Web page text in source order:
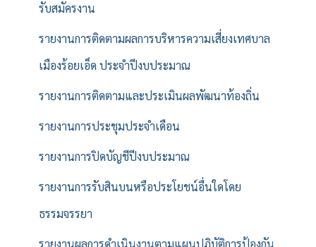
รับสมัครงาน
รายงานการติดตามผลการบริหารความเสี่ยงเทศบาล
เมืองร้อยเอ็ด ประจำปีงบประมาณ
รายงานการติดตามและประเมินผลพัฒนาท้องถิ่น
รายงานการประชุมประจำเดือน
รายงานการปิดบัญชีปีงบประมาณ
รายงานการรับสินบนหรือประโยชน์อื่นใดโดย
ธรรมจรรยา
รายงานผลการดำเนินงานตามแผนปฏิบัติการป้องกัน